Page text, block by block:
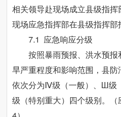
相关领导赴现场成立县级指
现场应急指挥部在县级指挥部
7.1 应急响应分级
按照暴雨预报、洪水预
旱严重程度和影响范围，县
依次分为Ⅳ级（一般）、Ш级
级（特别重大）四个级别。